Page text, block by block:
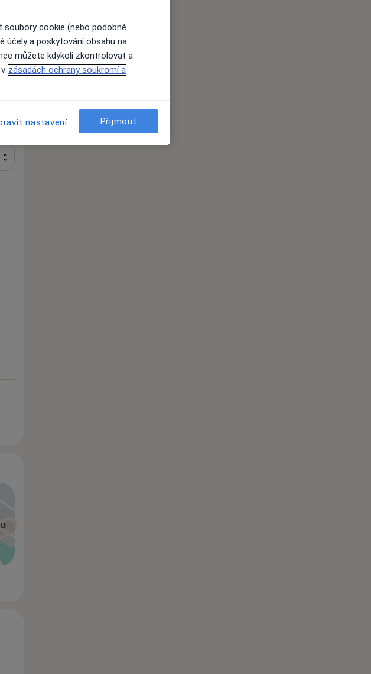
cookie (nebo podobné
účely a poskytování obsahu na
můžete kdykoli zkontrolovat a
zásadách ochrany soukromí a
nastavení Přijmout